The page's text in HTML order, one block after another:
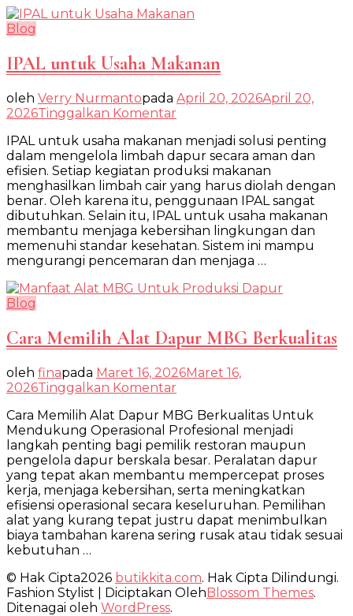
Blog
IPAL untuk Usaha Makanan
oleh Verry Nurmantopada April 20, 2026April 20,
2026Tinggalkan Komentar
untuk
Usaha
Makanan
IPAL untuk usaha makanan menjadi solusi penting
dalam mengelola limbah dapur secara aman dan
efisien. Setiap kegiatan produksi makanan
menghasilkan limbah cair yang harus diolah dengan
benar. Oleh karena itu, penggunaan IPAL sangat
dibutuhkan. Selain itu, IPAL untuk usaha makanan
membantu menjaga kebersihan lingkungan dan
memenuhi standar kesehatan. Sistem ini mampu
mengurangi pencemaran dan menjaga …
Blog
Cara Memilih Alat Dapur MBG Berkualitas
oleh finapada Maret 16, 2026Maret 16,
2026Tinggalkan Komentar
Memilih
Alat
Dapur
MBG
Berkualitas
Cara Memilih Alat Dapur MBG Berkualitas Untuk
Mendukung Operasional Profesional menjadi
langkah penting bagi pemilik restoran maupun
pengelola dapur berskala besar. Peralatan dapur
yang tepat akan membantu mempercepat proses
kerja, menjaga kebersihan, serta meningkatkan
efisiensi operasional secara keseluruhan. Pemilihan
alat yang kurang tepat justru dapat menimbulkan
biaya tambahan karena sering rusak atau tidak sesuai
kebutuhan …
© Hak Cipta2026 butikkita.com. Hak Cipta Dilindungi.
Fashion Stylist | Diciptakan OlehBlossom Themes.
Ditenagai oleh WordPress.